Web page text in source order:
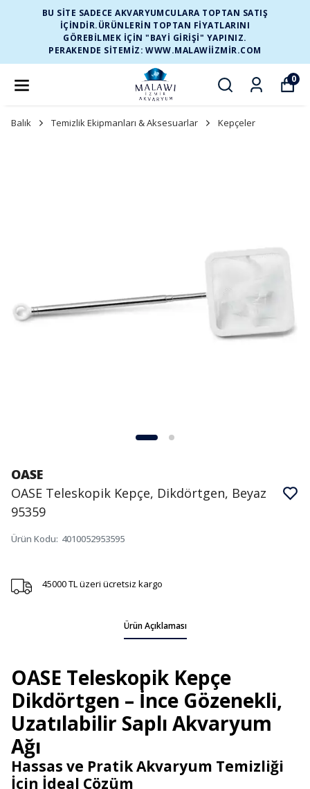
BU SİTE SADECE AKVARYUMCULARA TOPTAN SATIŞ
İÇİNDİR.ÜRÜNLERİN TOPTAN FİYATLARINI
GÖREBİLMEK İÇİN "BAYİ GİRİŞİ" YAPINIZ.
PERAKENDE SİTEMİZ: WWW.MALAWIIZMIR.COM
0
Balık Temizlik Ekipmanları & Aksesuarlar Kepçeler
OASE
OASE Teleskopik Kepçe, Dikdörtgen, Beyaz
95359
Ürün Kodu: 4010052953595
45000 TL üzeri ücretsiz kargo
Ürün Açıklaması
OASE Teleskopik Kepçe
Dikdörtgen – İnce Gözenekli,
Uzatılabilir Saplı Akvaryum
Ağı
Hassas ve Pratik Akvaryum Temizliği
İçin İdeal Çözüm